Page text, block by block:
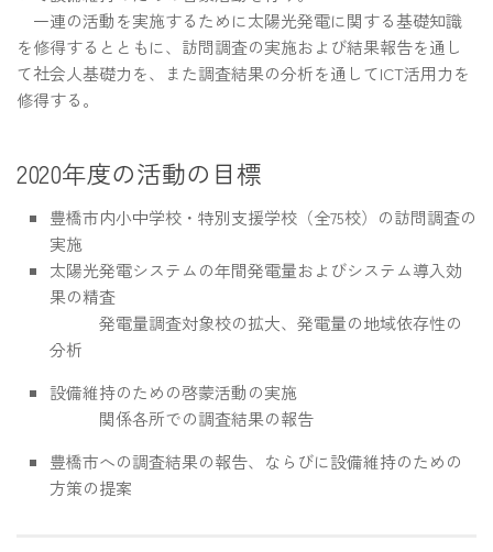
一連の活動を実施するために太陽光発電に関する基礎知識
を修得するとともに、訪問調査の実施および結果報告を通し
て社会人基礎力を、また調査結果の分析を通してICT活用力を
修得する。
2020年度の活動の目標
豊橋市内小中学校・特別支援学校（全75校）の訪問調査の
実施
太陽光発電システムの年間発電量およびシステム導入効
果の精査
発電量調査対象校の拡大、発電量の地域依存性の
分析
設備維持のための啓蒙活動の実施
関係各所での調査結果の報告
豊橋市への調査結果の報告、ならびに設備維持のための
方策の提案